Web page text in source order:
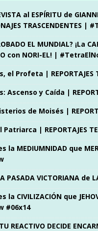
al ESPÍRITU de
TRASCENDENTES |
EL MUNDIAL? ¡La
con NORI-EL! |
el Profeta | REPORTAJES
Ascenso y Caída |
de Moisés |
Patriarca | REPORTAJES
la MEDIUMNIDAD que
PASADA VICTORIANA de
la CIVILIZACIÓN que
#06x14
REACTIVO DECIDE